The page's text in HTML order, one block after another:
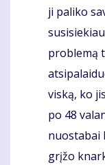
ji paliko
problemą
viską, ko
po 48
nuostabai
grįžo